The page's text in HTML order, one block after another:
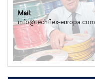
Mail:
info@techflex-europa.com